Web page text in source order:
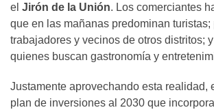
el Jirón de la Unión. Los comerciantes
que en las mañanas predominan turistas;
trabajadores y vecinos de otros distritos;
quienes buscan gastronomía y
Justamente aprovechando esta realidad,
plan de inversiones al 2030 que incorpora